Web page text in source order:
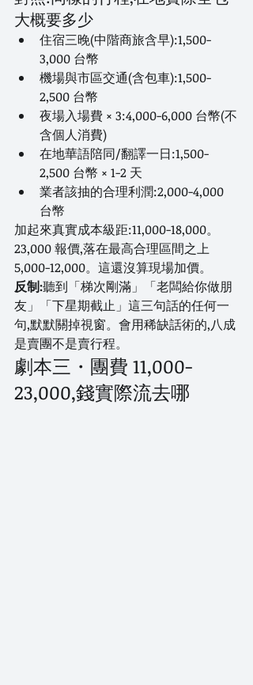
大概要多少
住宿三晚(中階商旅含早):1,500-
3,000 台幣
機場與市區交通(含包車):1,500-
2,500 台幣
夜場入場費 × 3:4,000-6,000 台幣(不
含個人消費)
在地華語陪同/翻譯一日:1,500-
2,500 台幣 × 1-2 天
業者該抽的合理利潤:2,000-4,000
台幣
加起來真實成本級距:11,000-18,000。
23,000 報價,落在最高合理區間之上
5,000-12,000。這還沒算現場加價。
反制:聽到「梯次剛滿」「老闆給你做朋
友」「下星期截止」這三句話的任何一
句,默默關掉視窗。會用稀缺話術的,八成
是賣團不是賣行程。
劇本三・團費 11,000-
23,000,錢實際流去哪